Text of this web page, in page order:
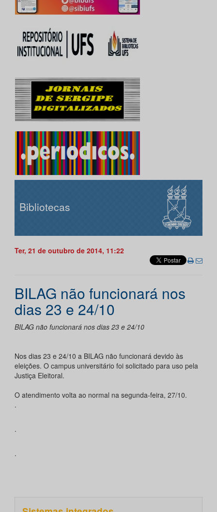
Bibliotecas
Ter, 21 de outubro de 2014, 11:22
BILAG não funcionará nos
dias 23 e 24/10
BILAG não funcionará nos dias 23 e 24/10
Nos dias 23 e 24/10 a BILAG não funcionará devido às
eleições. O campus universitário foi solicitado para uso pela
Justiça Eleitoral.
O atendimento volta ao normal na segunda-feira, 27/10.
.
.
.